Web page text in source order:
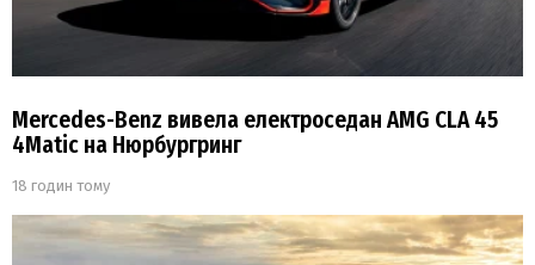
Mercedes-Benz вивела електроседан AMG CLA 45
4Matic на Нюрбургринг
18 годин тому